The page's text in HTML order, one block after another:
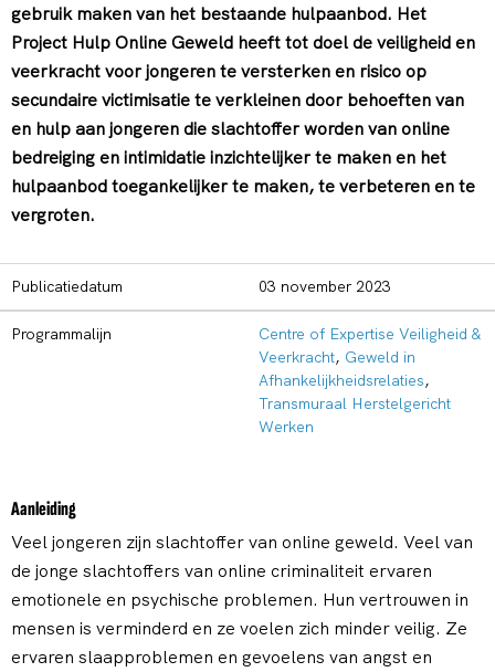
gebruik maken van het bestaande hulpaanbod. Het
Project Hulp Online Geweld heeft tot doel de veiligheid en
veerkracht voor jongeren te versterken en risico op
secundaire victimisatie te verkleinen door behoeften van
en hulp aan jongeren die slachtoffer worden van online
bedreiging en intimidatie inzichtelijker te maken en het
hulpaanbod toegankelijker te maken, te verbeteren en te
vergroten.
Publicatiedatum 03 november 2023
Programmalijn
Centre of Expertise Veiligheid &
Veerkracht, Geweld in
Afhankelijkheidsrelaties,
Transmuraal Herstelgericht
Werken
Aanleiding
Veel jongeren zijn slachtoffer van online geweld. Veel van
de jonge slachtoffers van online criminaliteit ervaren
emotionele en psychische problemen. Hun vertrouwen in
mensen is verminderd en ze voelen zich minder veilig. Ze
ervaren slaapproblemen en gevoelens van angst en